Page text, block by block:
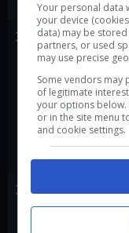
38
39
Your personal data
your device
data) may be
partners, or used
may use precise
Some vendors may
of legitimate
your options
or in the site menu
and cookie settings.